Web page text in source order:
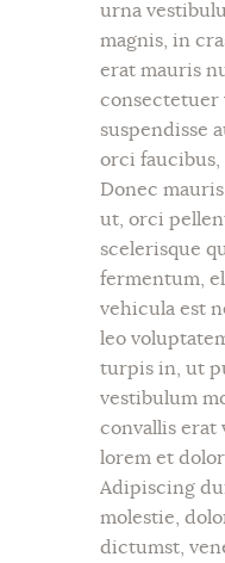
urna
magnis, in
erat mauris
consectetuer
suspendisse
orci faucibus,
Donec
ut, orci
scelerisque
fermentum,
vehicula est
leo
turpis in, ut
vestibulum
convallis erat
lorem et
Adipiscing
molestie,
dictumst,